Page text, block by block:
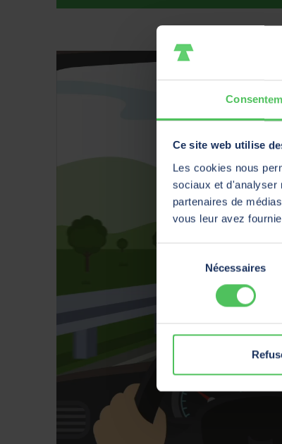
Ce site web utilise
Les cookies nous
sociaux et d'analyser
partenaires de
vous leur avez
consentement
Nécessaires